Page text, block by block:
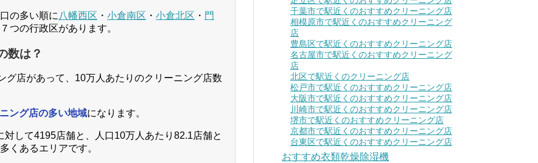
の多い順に 八幡西区 ・ 小倉南区 ・ 小倉北区 ・ 門
つの行政区があります。
数は？
グ店があって、10万人あたりのクリーニング店数
ング店の多い地域になります。
して4195店舗と、人口10万人あたり82.1店舗と
くあるエリアです。
千葉市で駅近くのおすすめクリーニング店
相模原市で駅近くのおすすめクリーニング
店
豊島区で駅近くのおすすめクリーニング店
名古屋市で駅近くのおすすめクリーニング
店
北区で駅近くのクリーニング店
松戸市で駅近くのおすすめクリーニング店
大阪市で駅近くのおすすめクリーニング店
川崎市で駅近くのおすすめクリーニング店
堺市で駅近くのおすすめクリーニング店
京都市で駅近くのおすすめクリーニング店
台東区で駅近くのおすすめクリーニング店
おすすめ衣類乾燥除湿機